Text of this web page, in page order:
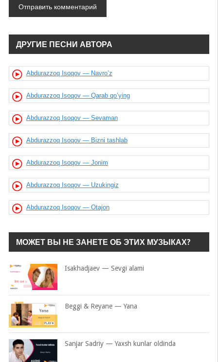
ДРУГИЕ ПЕСНИ АВТОРА
Abdurazzoq Isoqov — Navro’z
Abdurazzoq Isoqov — Qarab qo’ying
Abdurazzoq Isoqov — Sevaman
Abdurazzoq Isoqov — Bizni tashlab
Abdurazzoq Isoqov — Jonim
Abdurazzoq Isoqov — Uzukingiz
Abdurazzoq Isoqov — Otajon
МОЖЕТ ВЫ НЕ ЗАНЕТЕ ОБ ЭТИХ МУЗЫКАХ?
Isakhadjaev — Sevgi alami
Beggi & Reyane — Yana
Sanjar Sadriy — Yaxsh kunlar oldinda